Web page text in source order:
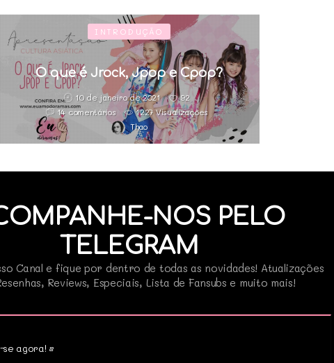
INTRODUÇÃO
O que é Jrock, Jpop e Cpop?
10 de janeiro de 2021
92
14 comentários
1227 Visualizações
Thao
NOS PELO
TELEGRAM
Canal e fique por dentro de todas as novidades! Atualizações
Reviews, Especiais, Lista de Fansubs e muito mais!
agora! •